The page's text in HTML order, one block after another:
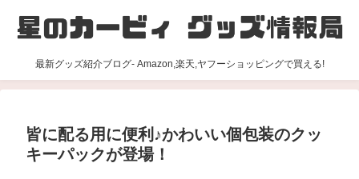
最新グッズ紹介ブログ- Amazon,楽天,ヤフーショッピングで買える!
皆に配る用に便利♪かわいい個包装のクッ
キーパックが登場！